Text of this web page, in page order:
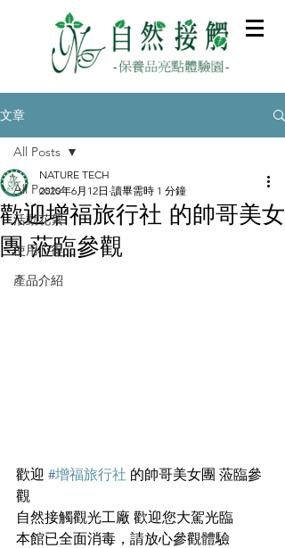
文章
All Posts
活動花絮
使用心得
產品介紹
All Posts
歡迎增福旅行社 的帥哥美女
團 蒞臨參觀
NATURE TECH
2020年6月12日 讀畢需時 1 分鐘
歡迎 #增福旅行社 的帥哥美女團 蒞臨參
觀
自然接觸觀光工廠 歡迎您大駕光臨
本館已全面消毒，請放心參觀體驗